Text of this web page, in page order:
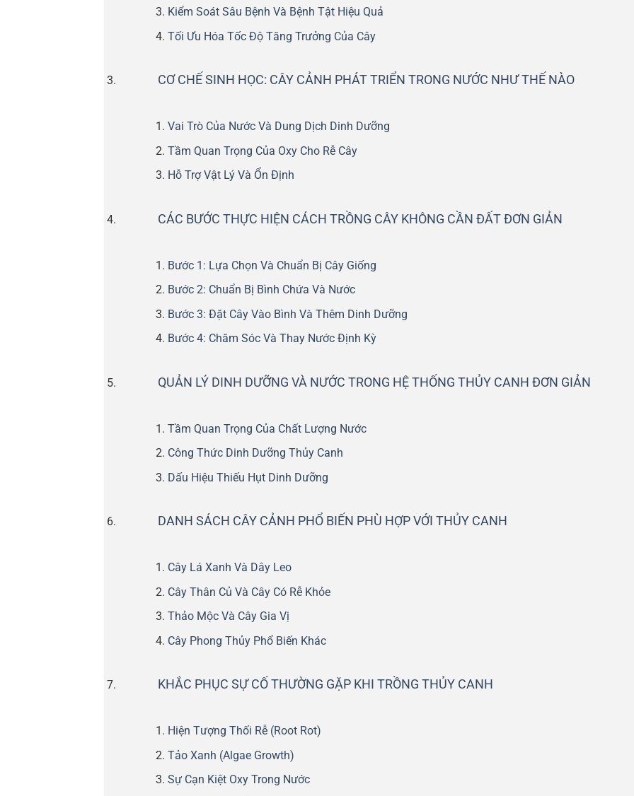
Kiểm Soát Sâu Bệnh Và Bệnh Tật Hiệu Quả
Tối Ưu Hóa Tốc Độ Tăng Trưởng Của Cây
CƠ CHẾ SINH HỌC: CÂY CẢNH PHÁT TRIỂN TRONG NƯỚC NHƯ THẾ NÀO
Vai Trò Của Nước Và Dung Dịch Dinh Dưỡng
Tầm Quan Trọng Của Oxy Cho Rễ Cây
Hỗ Trợ Vật Lý Và Ổn Định
CÁC BƯỚC THỰC HIỆN CÁCH TRỒNG CÂY KHÔNG CẦN ĐẤT ĐƠN GIẢN
Bước 1: Lựa Chọn Và Chuẩn Bị Cây Giống
Bước 2: Chuẩn Bị Bình Chứa Và Nước
Bước 3: Đặt Cây Vào Bình Và Thêm Dinh Dưỡng
Bước 4: Chăm Sóc Và Thay Nước Định Kỳ
QUẢN LÝ DINH DƯỠNG VÀ NƯỚC TRONG HỆ THỐNG THỦY CANH ĐƠN GIẢN
Tầm Quan Trọng Của Chất Lượng Nước
Công Thức Dinh Dưỡng Thủy Canh
Dấu Hiệu Thiếu Hụt Dinh Dưỡng
DANH SÁCH CÂY CẢNH PHỔ BIẾN PHÙ HỢP VỚI THỦY CANH
Cây Lá Xanh Và Dây Leo
Cây Thân Củ Và Cây Có Rễ Khỏe
Thảo Mộc Và Cây Gia Vị
Cây Phong Thủy Phổ Biến Khác
KHẮC PHỤC SỰ CỐ THƯỜNG GẶP KHI TRỒNG THỦY CANH
Hiện Tượng Thối Rễ (Root Rot)
Tảo Xanh (Algae Growth)
Sự Cạn Kiệt Oxy Trong Nước